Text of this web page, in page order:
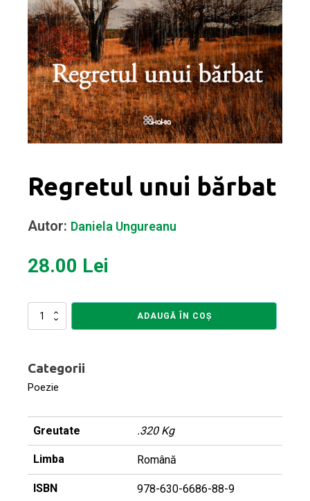
Regretul unui bărbat
Autor: Daniela Ungureanu
28.00 Lei
Cantitate
Regretul
ADAUGĂ ÎN COȘ
Categorii
Poezie
Greutate .320 Kg
Limba Română
ISBN 978-630-6686-88-9